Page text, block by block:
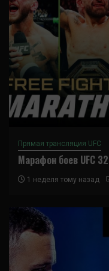
Прямая трансляция UFC
Марафон боев UFC
1 неделя тому назад